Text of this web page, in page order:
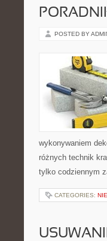
POSTED BY
wykonywaniem
różnych technik
tylko codziennym
CATEGORIES: